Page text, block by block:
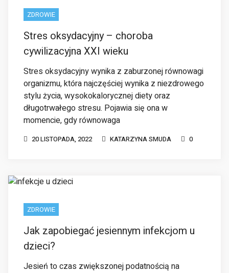
Stres oksydacyjny – choroba
cywilizacyjna XXI wieku
Stres oksydacyjny wynika z zaburzonej równowagi
organizmu, która najczęściej wynika z niezdrowego
stylu życia, wysokokalorycznej diety oraz
długotrwałego stresu. Pojawia się ona w
momencie, gdy równowaga
20 LISTOPADA, 2022 KATARZYNA SMUDA
Jak zapobiegać jesiennym infekcjom u
dzieci?
Jesień to czas zwiększonej podatnością na
infekcje, w szczególności u dzieci. Po kilku